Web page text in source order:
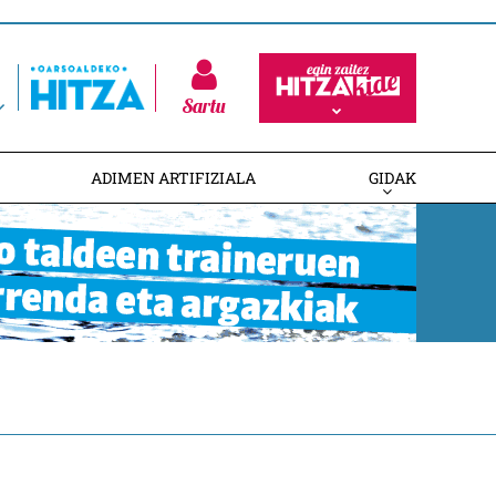
Sartu
ADIMEN ARTIFIZIALA GIDAK